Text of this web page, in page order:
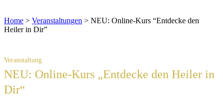
Home > Veranstaltungen > NEU: Online-Kurs “Entdecke den
Heiler in Dir”
NEU: Online-Kurs „Entdecke den Heiler in
Dir“